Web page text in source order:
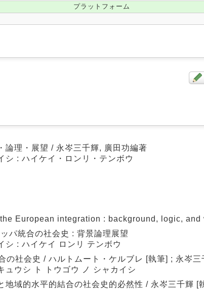
プラットフォーム
論理・展望 / 永岑三千輝, 廣田功編著
シ : ハイケイ・ロンリ・テンボウ
European integration : background, logic, and
パ統合の社会史 : 背景論理展望
シ : ハイケイ ロンリ テンボウ
の社会史 / ハルトムート・ケルブレ [執筆] ; 永岑三
ュウシ ト トウゴウ ノ シャカイシ
地域的水平的結合の社会史的必然性 / 永岑三千輝 [